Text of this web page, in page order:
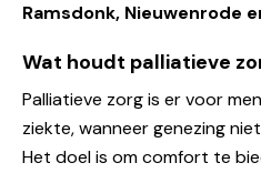
Ramsdonk, Nieuwenrode
Wat houdt palliatieve
Palliatieve zorg is er voor
ziekte, wanneer genezing
Het doel is om comfort te